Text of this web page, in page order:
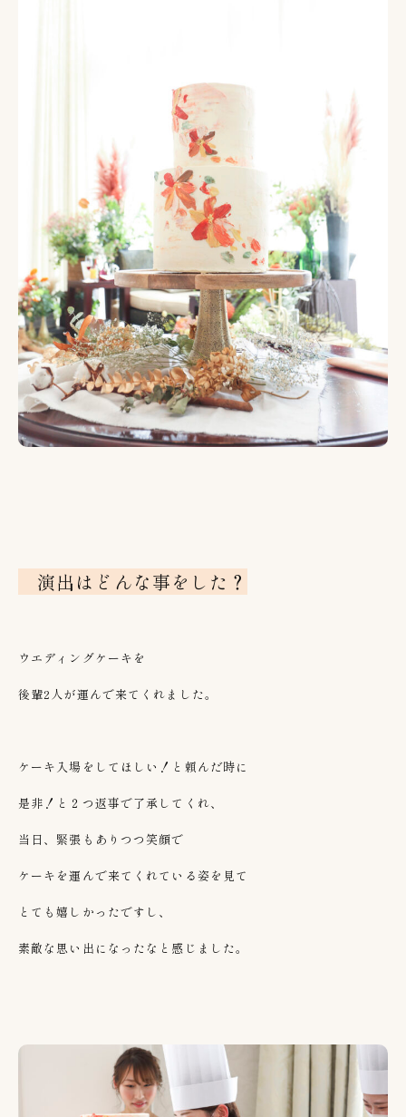
演出はどんな事をした？
ウエディングケーキを
後輩2人が運んで来てくれました。
ケーキ入場をしてほしい！と頼んだ時に
是非！と２つ返事で了承してくれ、
当日、緊張もありつつ笑顔で
ケーキを運んで来てくれている姿を見て
とても嬉しかったですし、
素敵な思い出になったなと感じました。